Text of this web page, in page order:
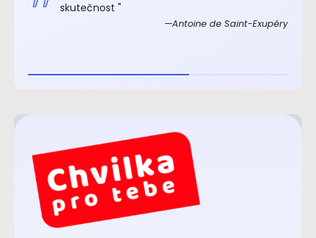
skutečnost "
Antoine de Saint-Exupéry